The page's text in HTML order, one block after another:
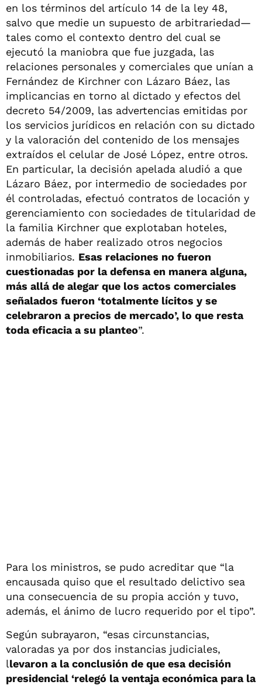
en los términos del artículo 14 de la ley 48,
salvo que medie un supuesto de arbitrariedad—
tales como el contexto dentro del cual se
ejecutó la maniobra que fue juzgada, las
relaciones personales y comerciales que unían a
Fernández de Kirchner con Lázaro Báez, las
implicancias en torno al dictado y efectos del
decreto 54/2009, las advertencias emitidas por
los servicios jurídicos en relación con su dictado
y la valoración del contenido de los mensajes
extraídos el celular de José López, entre otros.
En particular, la decisión apelada aludió a que
Lázaro Báez, por intermedio de sociedades por
él controladas, efectuó contratos de locación y
gerenciamiento con sociedades de titularidad de
la familia Kirchner que explotaban hoteles,
además de haber realizado otros negocios
inmobiliarios. Esas relaciones no fueron
cuestionadas por la defensa en manera alguna,
más allá de alegar que los actos comerciales
señalados fueron ‘totalmente lícitos y se
celebraron a precios de mercado’, lo que resta
toda eficacia a su planteo”.
Para los ministros, se pudo acreditar que “la
encausada quiso que el resultado delictivo sea
una consecuencia de su propia acción y tuvo,
además, el ánimo de lucro requerido por el tipo”.
Según subrayaron, “esas circunstancias,
valoradas ya por dos instancias judiciales,
llevaron a la conclusión de que esa decisión
presidencial ‘relegó la ventaja económica para la